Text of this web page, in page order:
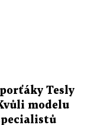
Tesly
modelu